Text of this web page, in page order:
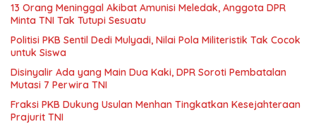
13 Orang Meninggal Akibat Amunisi Meledak, Anggota DPR
Minta TNI Tak Tutupi Sesuatu
Politisi PKB Sentil Dedi Mulyadi, Nilai Pola Militeristik Tak Cocok
untuk Siswa
Disinyalir Ada yang Main Dua Kaki, DPR Soroti Pembatalan
Mutasi 7 Perwira TNI
Fraksi PKB Dukung Usulan Menhan Tingkatkan Kesejahteraan
Prajurit TNI